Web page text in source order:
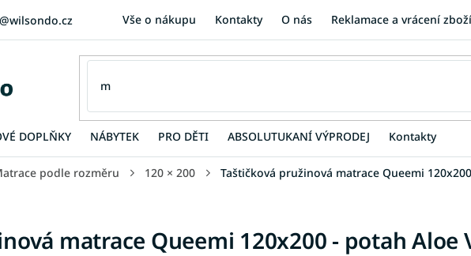
Vše o nákupu Kontakty O nás Reklamace a vrácení zboží
DOPLŇKY NÁBYTEK PRO DĚTI ABSOLUTUKANÍ VÝPRODEJ Kontakty
podle rozměru 120 × 200 Taštičková pružinová matrace Queemi
matrace Queemi 120x200 - potah Aloe